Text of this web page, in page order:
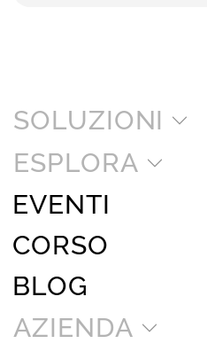
SOLUZIONI
ESPLORA
EVENTI
CORSO
BLOG
AZIENDA